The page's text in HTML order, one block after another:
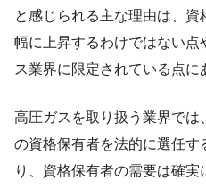
と感じられる主な理由は、
幅に上昇するわけではない
ス業界に限定されている点に
高圧ガスを取り扱う業界で
の資格保有者を法的に選任す
り、資格保有者の需要は確